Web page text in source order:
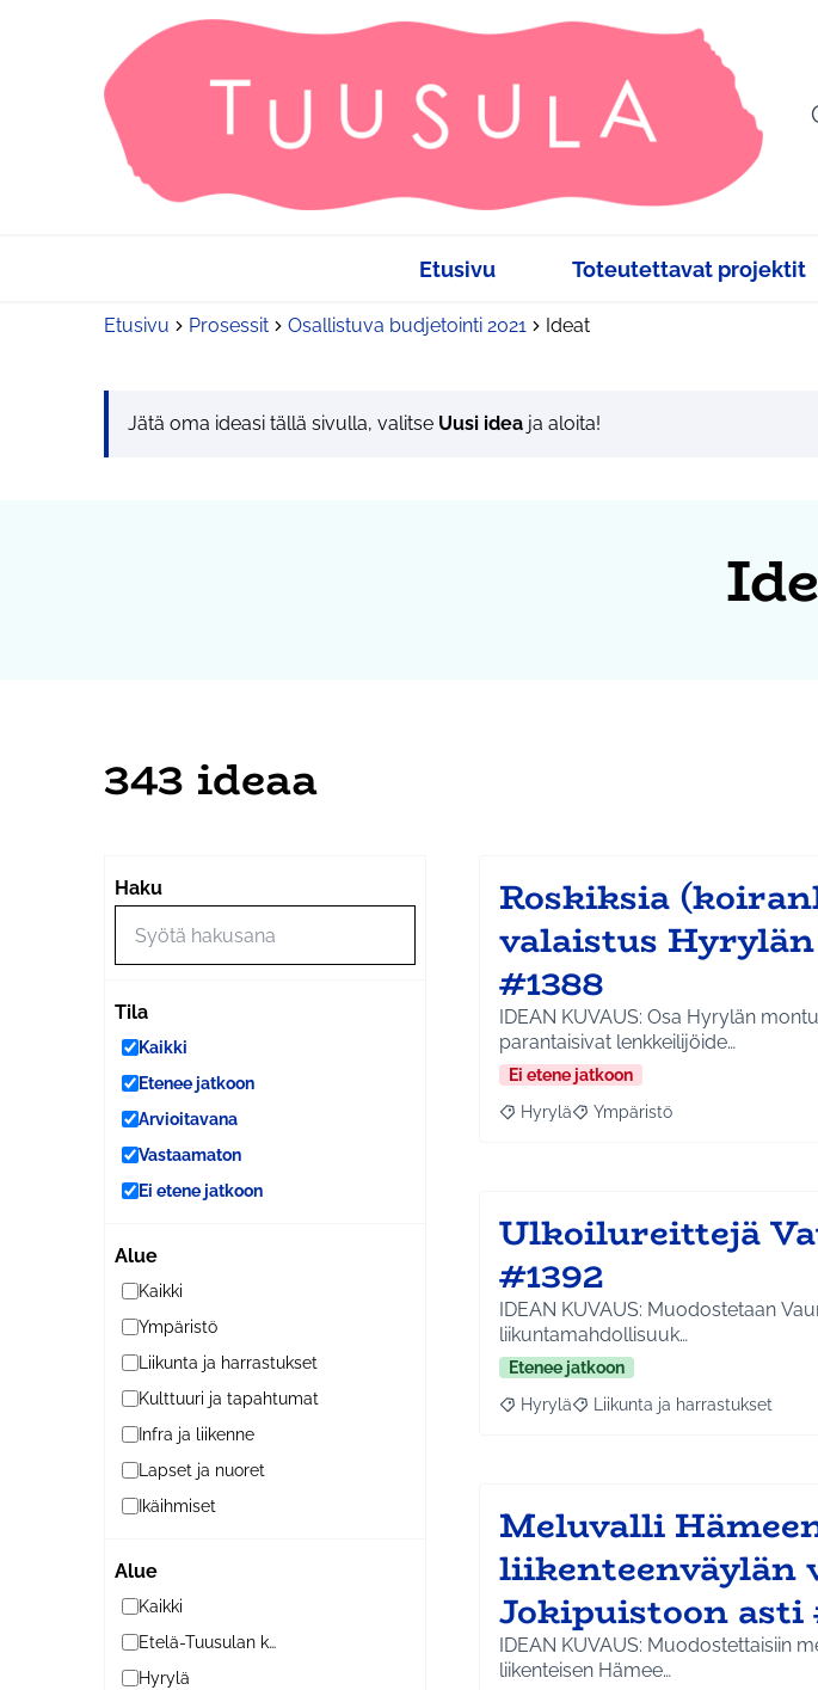
Etusivu Toteutettavat projektit
Etusivu Prosessit Osallistuva budjetointi 2021 Ideat
Jätä oma ideasi tällä sivulla, valitse Uusi idea ja aloita!
343 ideaa
Haku
Tila
Kaikki
Etenee jatkoon
Arvioitavana
Vastaamaton
Ei etene jatkoon
Alue
Kaikki
Ympäristö
Liikunta ja harrastukset
Kulttuuri ja tapahtumat
Infra ja liikenne
Lapset ja nuoret
Ikäihmiset
Alue
Kaikki
Etelä-Tuusulan kylät
Hyrylä
Roskiksia
valaistus
#1388
IDEAN KUVAUS: Osa Hyrylän
parantaisivat lenkkeilijöide…
Ei etene jatkoon
Rajaa tulokset aihepiirin mukaan: Hyrylä
Hyrylä Rajaa tulokset teeman
Ympäristö
Ulkoilureittejä
#1392
IDEAN KUVAUS: Muodostetaan
liikuntamahdollisuuk…
Etenee jatkoon
Rajaa tulokset aihepiirin mukaan: Hyrylä
Hyrylä Rajaa tulokset teeman
Liikunta ja harrastukset
Meluvalli
liikenteenväylän
Jokipuistoon asti
IDEAN KUVAUS: Muodostettaisiin
liikenteisen Hämee…